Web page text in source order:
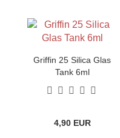
Griffin 25 Silica Glas
Tank 6ml
4,90 EUR